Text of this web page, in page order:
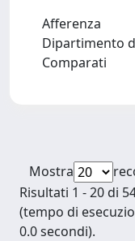
Afferenza
Dipartimento
Comparati
Mostra
Risultati 1 - 20 di
(tempo di
0.0 secondi).